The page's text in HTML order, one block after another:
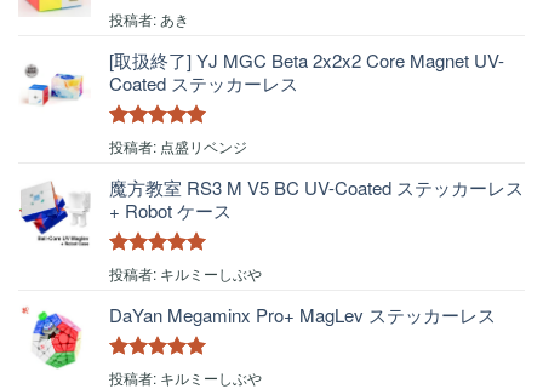
5段階中 5
投稿者: あき
[取扱終了] YJ MGC Beta 2x2x2 Core Magnet UV-
Coated ステッカーレス
5段階中5の
投稿者: 点盛リベンジ
魔方教室 RS3 M V5 BC UV-Coated ステッカーレス
+ Robot ケース
5段階中 5 の
投稿者: キルミーしぶや
DaYan Megaminx Pro+ MagLev ステッカーレス
5段階中 5 の
投稿者: キルミーしぶや